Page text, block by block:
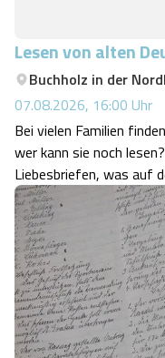
Lesen von alten
Buchholz in der
07.08.2026, 16:00 Uhr
Bei vielen Familien
wer kann sie noch
Liebesbriefen, was auf
Zweiten Weltkrieg, was
unserer Familie in den
wollten wir Abhilfe